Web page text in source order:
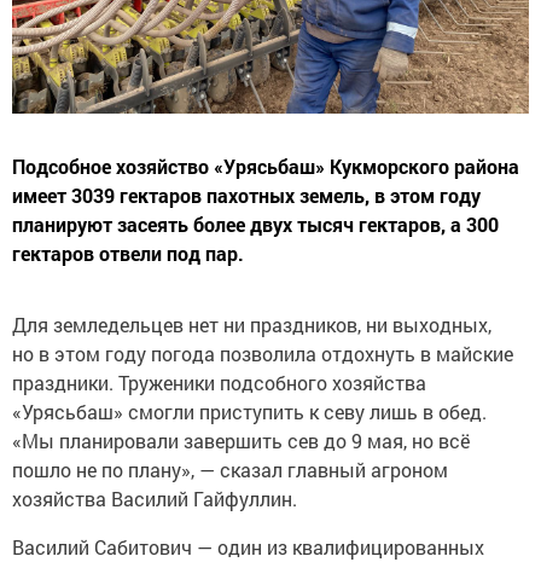
Подсобное хозяйство «Урясьбаш» Кукморского района
имеет 3039 гектаров пахотных земель, в этом году
планируют засеять более двух тысяч гектаров, а 300
гектаров отвели под пар.
Для земледельцев нет ни праздников, ни выходных,
но в этом году погода позволила отдохнуть в майские
праздники. Труженики подсобного хозяйства
«Урясьбаш» смогли приступить к севу лишь в обед.
«Мы планировали завершить сев до 9 мая, но всё
пошло не по плану», — сказал главный агроном
хозяйства Василий Гайфуллин.
Василий Сабитович — один из квалифицированных